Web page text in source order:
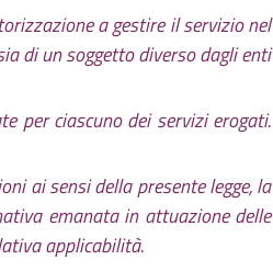
a gestire il servizio nel
di un soggetto diverso dagli enti
per ciascuno dei servizi erogati.
ai sensi della presente legge, la
emanata in attuazione delle
applicabilità.